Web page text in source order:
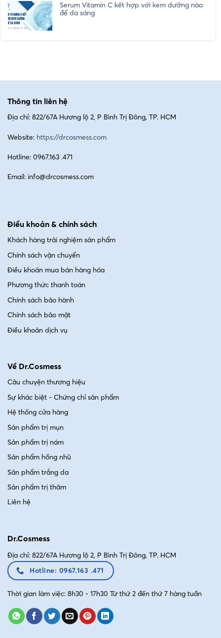
Serum Vitamin C kết hợp với kem dưỡng nào
để da sáng
Thông tin liên hệ
Địa chỉ: 822/67A Hương lộ 2, P Bình Trị Đông, TP. HCM
Website: https://drcosmess.com
Hotline: 0967.163 .471
Email: info@drcosmess.com
Điều khoản & chính sách
Khách hàng trải nghiệm sản phẩm
Chính sách vận chuyển
Điều khoản mua bán hàng hóa
Phương thức thanh toán
Chính sách bảo hành
Chính sách bảo mật
Điều khoản dịch vụ
Về Dr.Cosmess
Câu chuyện thương hiệu
Sự khác biệt - Chứng chỉ sản phẩm
Hệ thống cửa hàng
Sản phẩm trị mụn
Sản phẩm trị nám
Sản phẩm hồng nhũ
Sản phẩm trắng da
Sản phẩm trị thâm
Liên hệ
Dr.Cosmess
Địa chỉ: 822/67A Hương lộ 2, P Bình Trị Đông, TP. HCM
Hotline: 0967.163 .471
Thời gian làm việc: 8h30 - 17h30 Từ thứ 2 đến thứ 7 hàng tuần